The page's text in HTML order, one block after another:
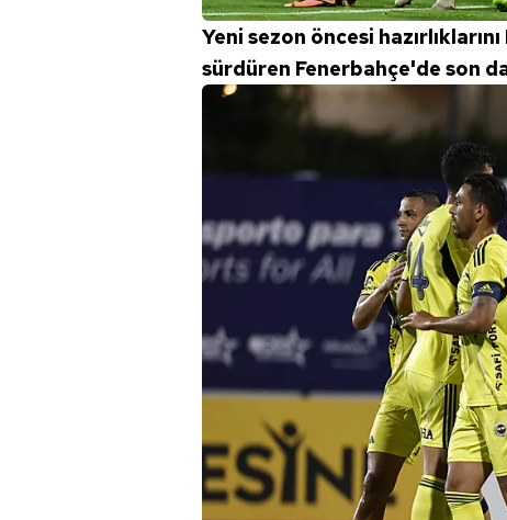
Yeni sezon öncesi
sürdüren Fenerbahçe'de son